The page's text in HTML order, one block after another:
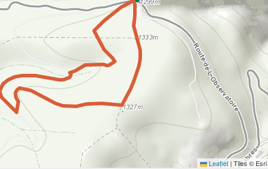
Leaflet | Tiles © Esri